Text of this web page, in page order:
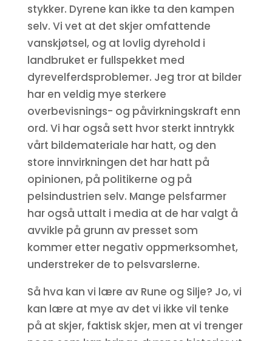
stykker. Dyrene kan ikke ta den kampen
selv. Vi vet at det skjer omfattende
vanskjøtsel, og at lovlig dyrehold i
landbruket er fullspekket med
dyrevelferdsproblemer. Jeg tror at bilder
har en veldig mye sterkere
overbevisnings- og påvirkningskraft enn
ord. Vi har også sett hvor sterkt inntrykk
vårt bildemateriale har hatt, og den
store innvirkningen det har hatt på
opinionen, på politikerne og på
pelsindustrien selv. Mange pelsfarmer
har også uttalt i media at de har valgt å
avvikle på grunn av presset som
kommer etter negativ oppmerksomhet,
understreker de to pelsvarslerne.
Så hva kan vi lære av Rune og Silje? Jo, vi
kan lære at mye av det vi ikke vil tenke
på at skjer, faktisk skjer, men at vi trenger